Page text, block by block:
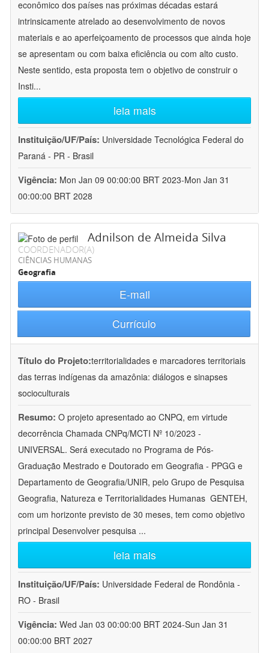
econômico dos países nas próximas décadas estará
intrinsicamente atrelado ao desenvolvimento de novos
materiais e ao aperfeiçoamento de processos que ainda hoje
se apresentam ou com baixa eficiência ou com alto custo.
Neste sentido, esta proposta tem o objetivo de construir o
Insti...
leia mais
Instituição/UF/País: Universidade Tecnológica Federal do
Paraná - PR - Brasil
Vigência: Mon Jan 09 00:00:00 BRT 2023-Mon Jan 31
00:00:00 BRT 2028
Adnilson de Almeida Silva
COORDENADOR(A)
CIÊNCIAS HUMANAS
Geografia
E-mail
Currículo
Título do Projeto:territorialidades e marcadores territoriais
das terras indígenas da amazônia: diálogos e sinapses
socioculturais
Resumo: O projeto apresentado ao CNPQ, em virtude
decorrência Chamada CNPq/MCTI Nº 10/2023 -
UNIVERSAL. Será executado no Programa de Pós-
Graduação Mestrado e Doutorado em Geografia - PPGG e
Departamento de Geografia/UNIR, pelo Grupo de Pesquisa
Geografia, Natureza e Territorialidades Humanas  GENTEH,
com um horizonte previsto de 30 meses, tem como objetivo
principal Desenvolver pesquisa ...
leia mais
Instituição/UF/País: Universidade Federal de Rondônia -
RO - Brasil
Vigência: Wed Jan 03 00:00:00 BRT 2024-Sun Jan 31
00:00:00 BRT 2027